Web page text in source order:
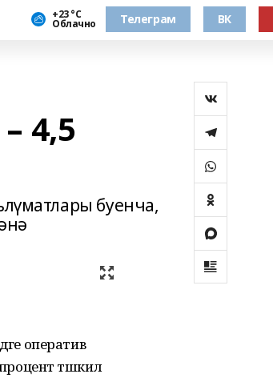
+23 °С
Облачно Телеграм ВК
4,5
буенча,
оператив
тәшкил